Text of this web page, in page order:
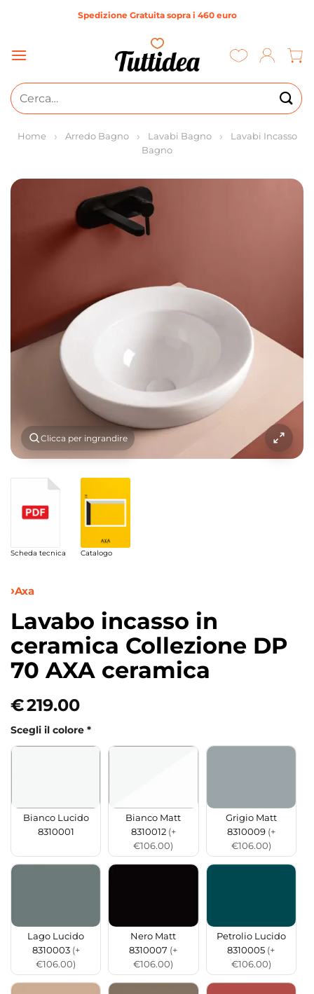
Spedizione Gratuita sopra i 460 euro
Cerca:
Home Arredo Bagno Lavabi Bagno
Lavabi Incasso
Bagno
Clicca per ingrandire
Scheda tecnica Catalogo
Axa
Lavabo incasso in
ceramica Collezione DP
70 AXA ceramica
€219.00
Scegli il colore *
Bianco Lucido
8310001
Bianco Matt
8310012 (+
€106.00)
Grigio Matt
8310009 (+
€106.00)
Lago Lucido
8310003 (+
€106.00)
Nero Matt
8310007 (+
€106.00)
Petrolio Lucido
8310005 (+
€106.00)